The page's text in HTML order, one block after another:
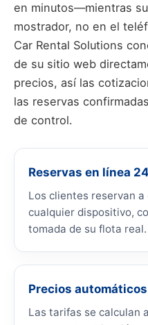
en minutos—mientras
mostrador, no en el
Car Rental Solutions
de su sitio web
precios, así las
las reservas
de control.
Reservas en línea
Los clientes reservan
cualquier dispositivo,
tomada de su flota real.
Precios
Las tarifas se calculan